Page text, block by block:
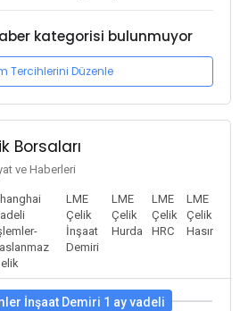
kategorisi bulunmuyor
Tercihlerini Düzenle
Borsaları
ve Haberleri
LME
Çelik
İnşaat
Demiri
LME
Çelik
Hurda
LME
Çelik
HRC
LME
Çelik
Hasır
İnşaat Demiri 1 ay vadeli